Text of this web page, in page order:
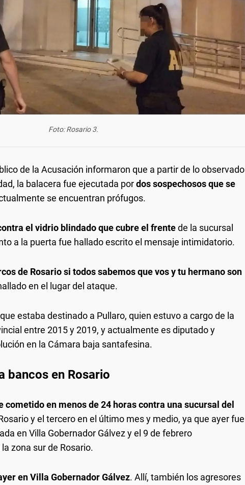
Foto: Rosario 3.
de la Acusación informaron que a partir de lo observado
la balacera fue ejecutada pordos sospechosos que se
se encuentran prófugos.
el vidrio blindado que cubre el frentede la sucursal
a la puerta fue hallado escrito el mensaje intimidatorio.
de Rosario si todos sabemos que vos y tu hermano son
en el lugar del ataque.
estaba destinado a Pullaro, quien estuvo a cargo de la
entre 2015 y 2019, y actualmente es diputado y
en la Cámara baja santafesina.
bancos en Rosario
cometido en menos de 24 horas contra una sucursal del
y el tercero en el último mes y medio, ya que ayer fue
en Villa Gobernador Gálvez y el 9 de febrero
zona sur de Rosario.
en Villa Gobernador Gálvez. Allí, también los agresores